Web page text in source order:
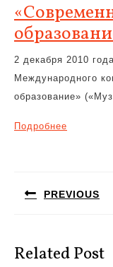
2 декабря 2010
Международного
образование»
Подробнее
записям
PREVIOUS
Related Post